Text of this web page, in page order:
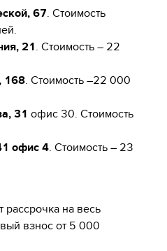
67. Стоимость
21. Стоимость – 22
168. Стоимость –22 000
31 офис 30. Стоимость
офис 4. Стоимость – 23
рассрочка на весь
взнос от 5 000